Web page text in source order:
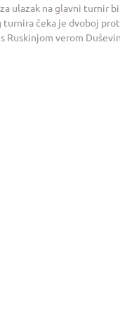
ulazak na glavni turnir
turnira čeka je dvoboj
Ruskinjom verom